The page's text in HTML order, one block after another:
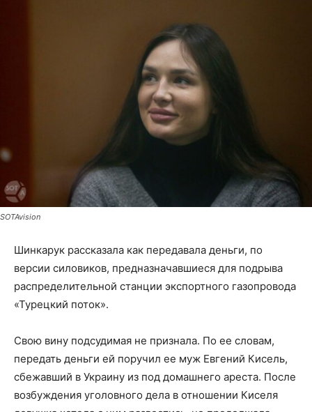
SOTAvision
Шинкарук рассказала как передавала деньги, по
версии силовиков, предназначавшиеся для подрыва
распределительной станции экспортного газопровода
«Турецкий поток».
Свою вину подсудимая не признала. По ее словам,
передать деньги ей поручил ее муж Евгений Кисель,
сбежавший в Украину из под домашнего ареста. После
возбуждения уголовного дела в отношении Киселя